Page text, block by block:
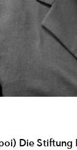
Die Stiftung